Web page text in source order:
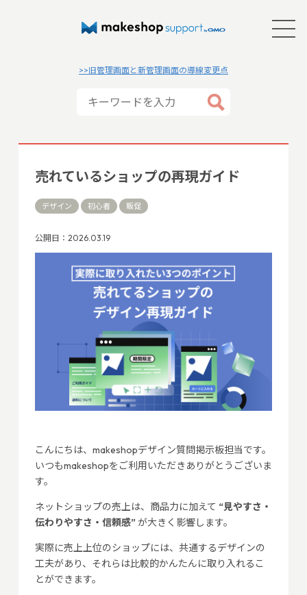
>>旧管理画面と新管理画面の導線変更点
売れているショップの再現ガイド
デザイン 初心者 販促
公開日：2026.03.19
こんにちは、makeshopデザイン質問掲示板担当です。
いつもmakeshopをご利用いただきありがとうございま
す。
ネットショップの売上は、商品力に加えて “見やすさ・
伝わりやすさ・信頼感” が大きく影響します。
実際に売上上位のショップには、共通するデザインの
工夫があり、それらは比較的かんたんに取り入れるこ
とができます。